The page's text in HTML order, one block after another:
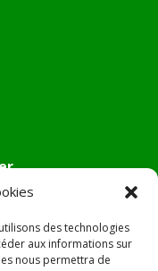
des technologies
aux informations sur
nous permettra de
di Verde